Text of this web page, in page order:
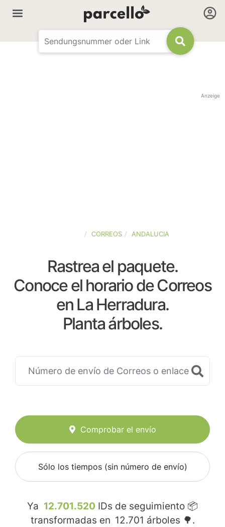
Anzeige
CORREOS ANDALUCIA
Rastrea el paquete.
Conoce el horario de Correos
en La Herradura.
Planta árboles.
Comprobar el envío
Sólo los tiempos (sin número de envío)
Ya 12.701.520 IDs de seguimiento 📦
transformadas en 12.701 árboles 🌳.